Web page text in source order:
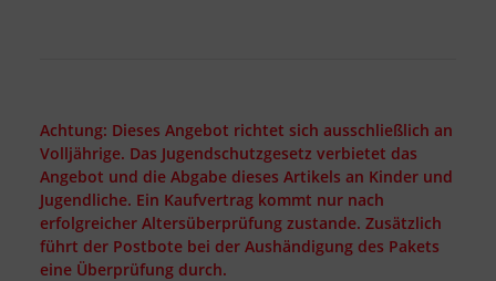
Achtung: Dieses Angebot richtet sich ausschließlich an
Volljährige. Das Jugendschutzgesetz verbietet das
Angebot und die Abgabe dieses Artikels an Kinder und
Jugendliche. Ein Kaufvertrag kommt nur nach
erfolgreicher Altersüberprüfung zustande. Zusätzlich
führt der Postbote bei der Aushändigung des Pakets
eine Überprüfung durch.